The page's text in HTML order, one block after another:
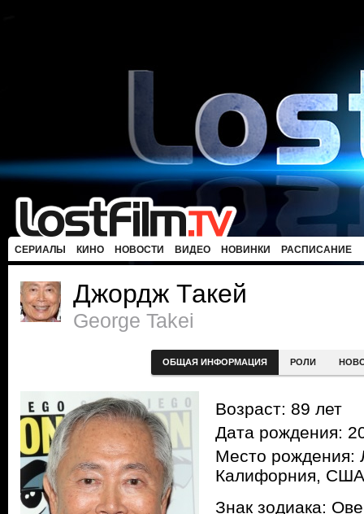
СЕРИАЛЫ КИНО НОВОСТИ ВИДЕО НОВИНКИ РАСПИСАНИЕ
Джордж Такей
George Takei
ОБЩАЯ ИНФОРМАЦИЯ РОЛИ
Возраст: 89 лет
Дата рождения:
Место рождения:
Калифорния, США
Знак зодиака: